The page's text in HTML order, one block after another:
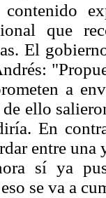
que
El
a
ello
En
entre una
sí ya
se va a